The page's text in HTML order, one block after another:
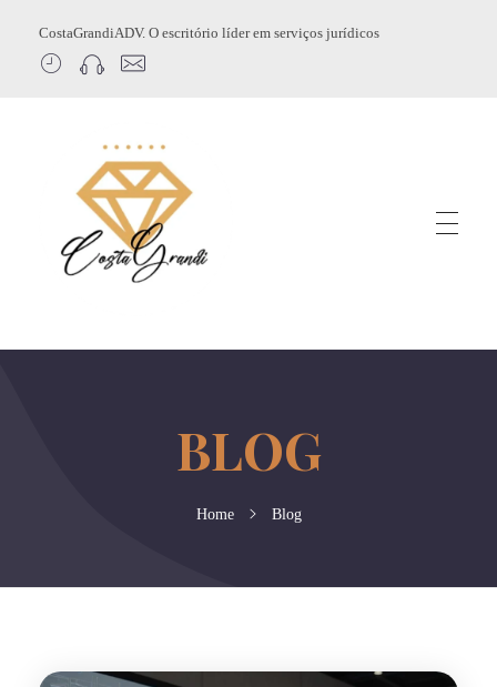
CostaGrandiADV. O escritório líder em serviços jurídicos
Home Blog